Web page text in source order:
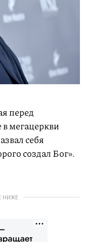
перед
мегацеркви
себя
создал Бог».
НИЖЕ